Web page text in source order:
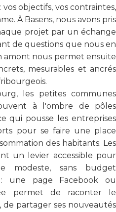
objectifs, vos contraintes,
À Basens, nous avons pris
projet par un échange
de questions que nous en
amont nous permet ensuite
mesurables et ancrés
les petites communes
à l'ombre de pôles
qui pousse les entreprises
pour se faire une place
des habitants. Les
un levier accessible pour
modeste, sans budget
une page Facebook ou
permet de raconter le
partager ses nouveautés